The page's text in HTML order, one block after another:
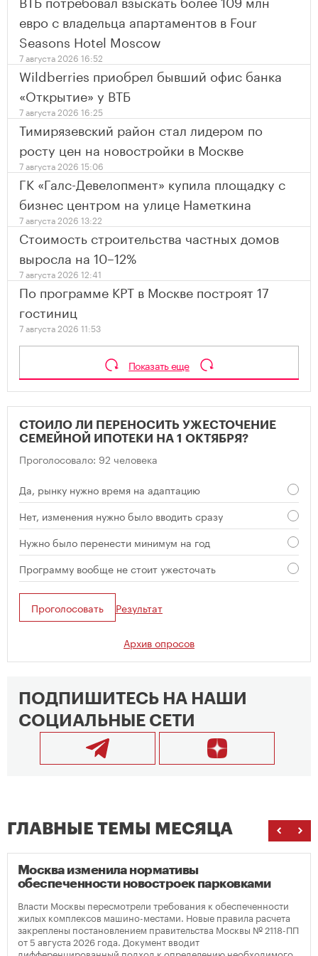
евро с владельца апартаментов в Four
Seasons Hotel Moscow
7 августа 2026 16:52
Wildberries приобрел бывший офис банка
«Открытие» у ВТБ
7 августа 2026 16:25
Тимирязевский район стал лидером по
росту цен на новостройки в Москве
7 августа 2026 15:06
ГК «Галс-Девелопмент» купила площадку с
бизнес центром на улице Наметкина
7 августа 2026 13:22
Стоимость строительства частных домов
выросла на 10–12%
7 августа 2026 12:41
По программе КРТ в Москве построят 17
гостиниц
7 августа 2026 11:53
Показать еще
СТОИЛО ЛИ ПЕРЕНОСИТЬ УЖЕСТОЧЕНИЕ
СЕМЕЙНОЙ ИПОТЕКИ НА 1 ОКТЯБРЯ?
Проголосовало: 92 человека
Да, рынку нужно время на адаптацию
Нет, изменения нужно было вводить сразу
Нужно было перенести минимум на год
Программу вообще не стоит ужесточать
Проголосовать Результат
Архив опросов
ПОДПИШИТЕСЬ НА НАШИ
СОЦИАЛЬНЫЕ СЕТИ
ГЛАВНЫЕ ТЕМЫ МЕСЯЦА
Москва изменила нормативы
обеспеченности новостроек парковками
Власти Москвы пересмотрели требования к обеспеченности
жилых комплексов машино-местами. Новые правила расчета
закреплены постановлением правительства Москвы № 2118-ПП
от 5 августа 2026 года. Документ вводит
дифференцированный подход к определению необходимого